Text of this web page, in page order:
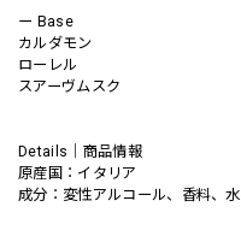
ー Base
カルダモン
ローレル
スアーヴムスク
Details｜商品情報
原産国：イタリア
成分：変性アルコール、香料、水